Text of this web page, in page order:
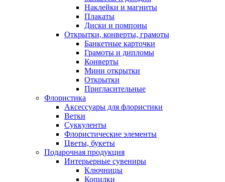
Наклейки и магниты
Плакаты
Диски и помпоны
Открытки, конверты, грамоты
Банкетные карточки
Грамоты и дипломы
Конверты
Мини открытки
Открытки
Пригласительные
Флористика
Аксессуары для флористики
Ветки
Суккуленты
Флористические элементы
Цветы, букеты
Подарочная продукция
Интерьерные сувениры
Ключницы
Копилки